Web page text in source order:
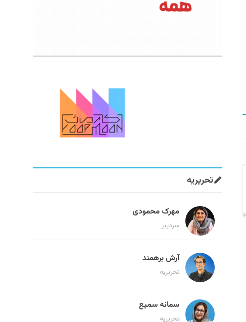
تحریریه
مهرک محمودی
سردبیر
آرش برهمند
تحریریه
سمانه سمیع
تحریریه